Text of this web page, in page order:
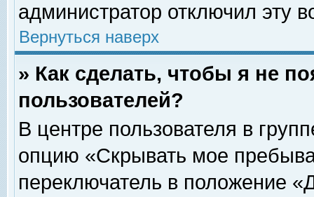
администратор отключил эту
Вернуться наверх
» Как сделать, чтобы я не
пользователей?
В центре пользователя в
опцию «Скрывать мое
переключатель в положение